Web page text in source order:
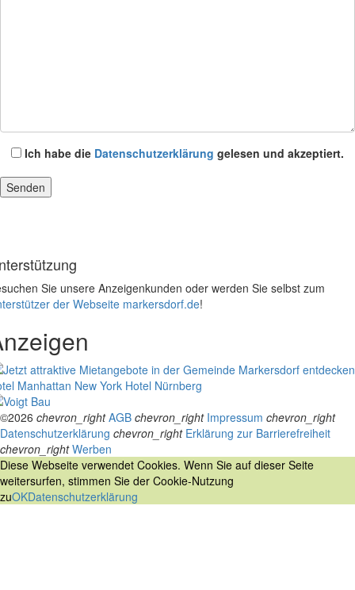
Ich habe die Datenschutzerklärung gelesen und akzeptiert.
Sie unsere Anzeigenkunden oder werden Sie selbst zum
der Webseite markersdorf.de!
Manhattan New York Hotel Nürnberg
©2026 chevron_right AGB chevron_right Impressum chevron_right
Datenschutzerklärung chevron_right Erklärung zur Barrierefreiheit
chevron_right Werben
Diese Webseite verwendet Cookies. Wenn Sie auf dieser Seite
weitersurfen, stimmen Sie der Cookie-Nutzung
zuOKDatenschutzerklärung